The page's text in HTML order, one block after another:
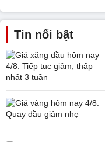
Tin nổi bật